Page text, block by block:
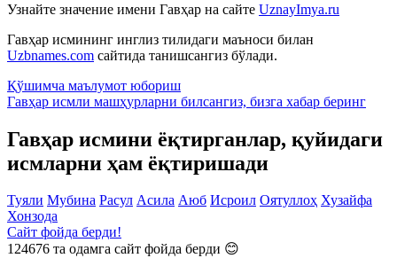
Узнайте значение имени Гавҳар на сайте UznayImya.ru
Гавҳар исмининг инглиз тилидаги маъноси билан
Uzbnames.com сайтида танишсангиз бўлади.
Қўшимча маълумот юбориш
Гавҳар исмли машҳурларни билсангиз, бизга хабар беринг
Гавҳар исмини ёқтирганлар, қуйидаги
исмларни ҳам ёқтиришади
Туяли Мубина Расул Асила Аюб Исроил Оятуллоҳ Хузайфа
Хонзода
Сайт фойда берди!
124676 та одамга сайт фойда берди 😊